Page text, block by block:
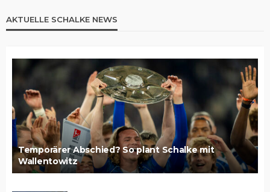
AKTUELLE SCHALKE NEWS
Temporärer Abschied? So plant Schalke mit
Wallentowitz